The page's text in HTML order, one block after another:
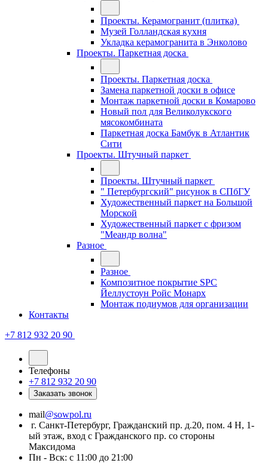
Проекты. Керамогранит (плитка)
Музей Голландская кухня
Укладка керамогранита в Энколово
Проекты. Паркетная доска
Проекты. Паркетная доска
Замена паркетной доски в офисе
Монтаж паркетной доски в Комарово
Новый пол для Великолукского
мясокомбината
Паркетная доска Бамбук в Атлантик
Сити
Проекты. Штучный паркет
Проекты. Штучный паркет
" Петербургский" рисунок в СПбГУ
Художественный паркет на Большой
Морской
Художественный паркет с фризом
"Меандр волна"
Разное
Разное
Композитное покрытие SPC
Йеллустоун Ройс Монарх
Монтаж подиумов для организации
Контакты
+7 812 932 20 90
Телефоны
+7 812 932 20 90
Заказать звонок
mail@sowpol.ru
г. Санкт-Петербург, Гражданский пр. д.20, пом. 4 Н, 1-
ый этаж, вход с Гражданского пр. со стороны
Максидома
Пн - Вск: с 11:00 до 21:00